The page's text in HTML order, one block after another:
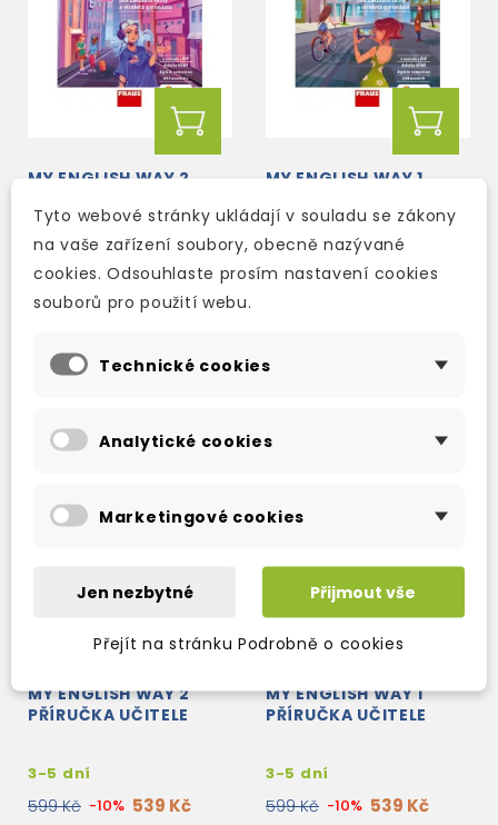
MY ENGLISH WAY 2
skladem (ihned
expedujeme)
-10% 242 Kč
MY ENGLISH WAY 1
skladem (ihned
expedujeme)
MY ENGLISH WAY 2
PŘÍRUČKA UČITELE
3-5 dní
599 Kč -10% 539 Kč
MY ENGLISH WAY 1
PŘÍRUČKA UČITELE
3-5 dní
599 Kč -10% 539 Kč
Tyto webové stránky ukládají v souladu se zákony
na vaše zařízení soubory, obecně nazývané
cookies. Odsouhlaste prosím nastavení cookies
souborů pro použití webu.
Technické cookies
Analytické cookies
Marketingové cookies
Jen nezbytné Přijmout vše
Přejít na stránku Podrobně o cookies